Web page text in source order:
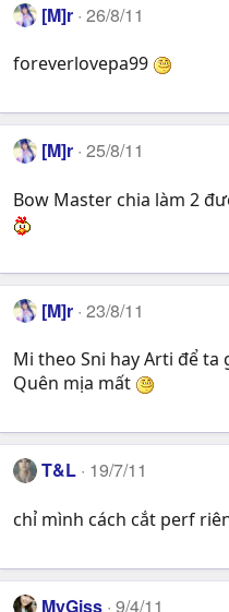
[M]r 26/8/11
foreverlovepa99
[M]r 25/8/11
Bow Master chia làm 2
[M]r 23/8/11
Mi theo Sni hay Arti để ta
Quên mịa mất
T&L 19/7/11
chỉ mình cách cắt perf
MyGiss 9/4/11